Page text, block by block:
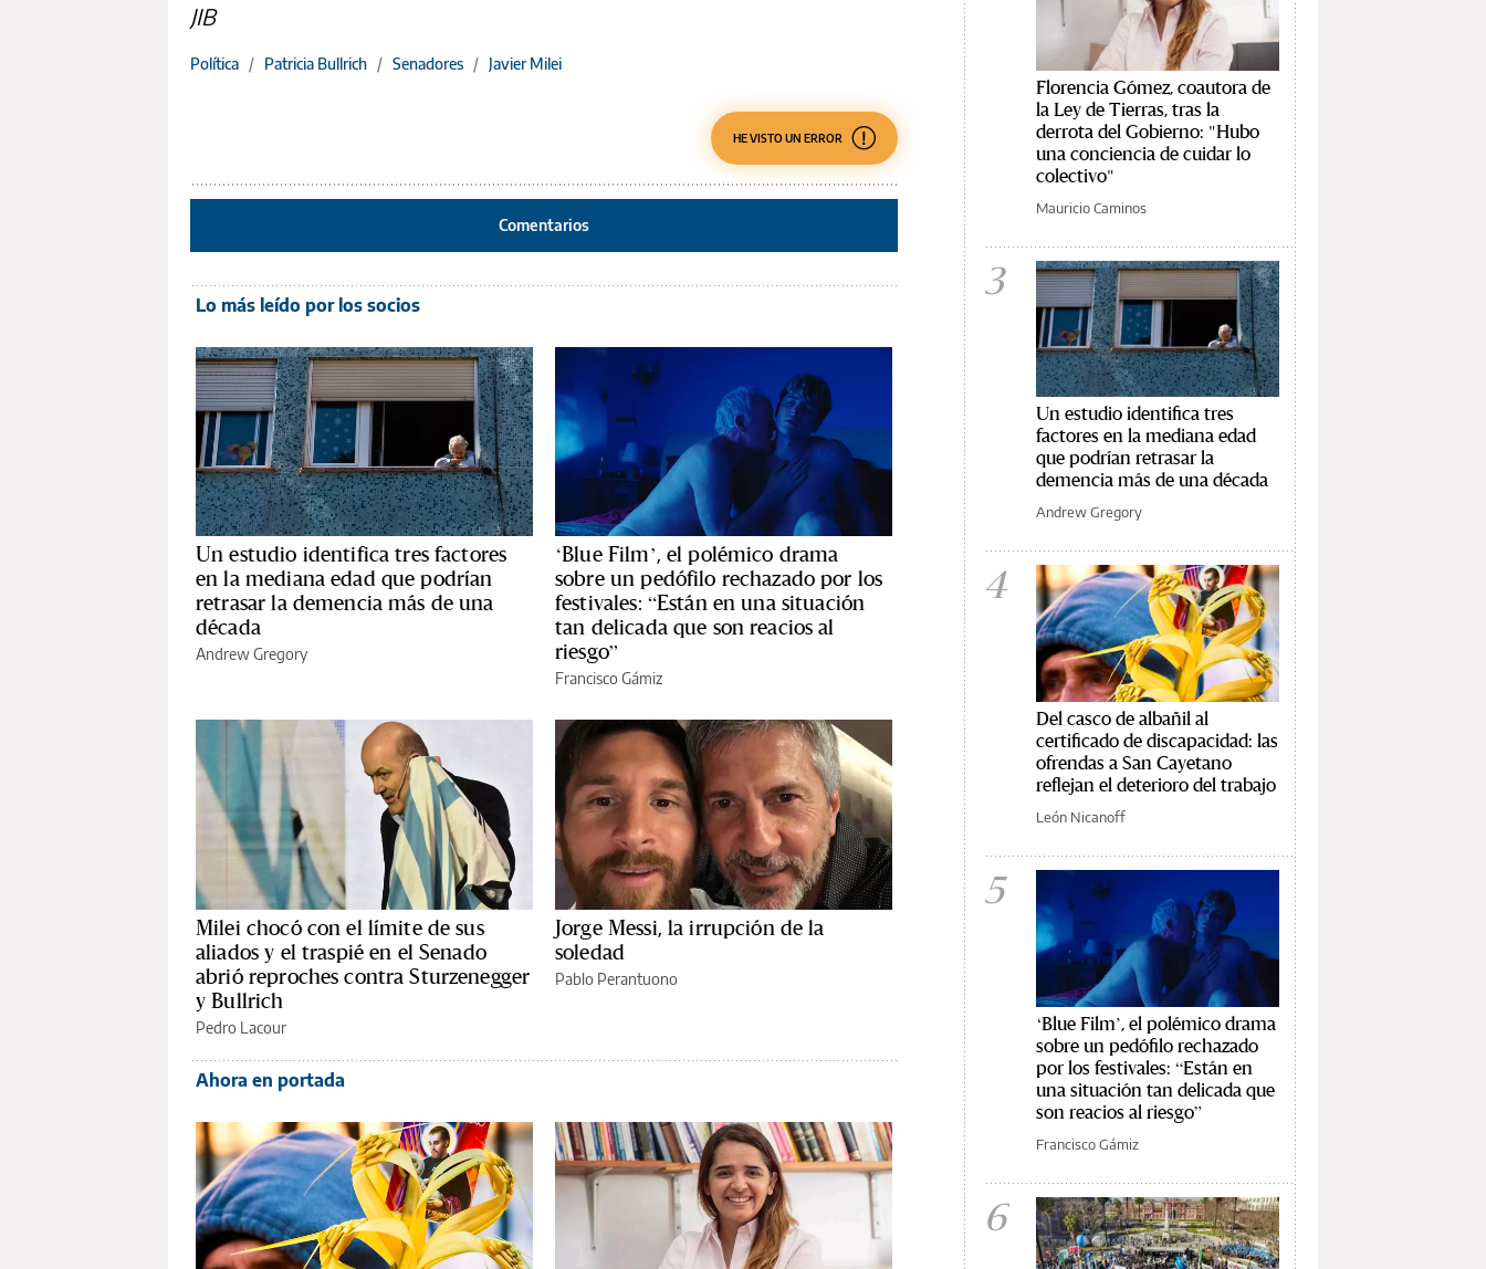
JIB
Política / Patricia Bullrich / Senadores / Javier Milei
HE VISTO UN ERROR
Comentarios
Lo más leído por los socios
Un estudio identifica tres factores
en la mediana edad que podrían
retrasar la demencia más de una
década
Andrew Gregory
‘Blue Film’, el polémico drama
sobre un pedófilo rechazado por los
festivales: “Están en una situación
tan delicada que son reacios al
riesgo”
Francisco Gámiz
Milei chocó con el límite de sus
aliados y el traspié en el Senado
abrió reproches contra Sturzenegger
y Bullrich
Pedro Lacour
Jorge Messi, la irrupción de la
soledad
Pablo Perantuono
Ahora en portada
Florencia Gómez, coautora de
la Ley de Tierras, tras la
derrota del Gobierno: "Hubo
una conciencia de cuidar lo
colectivo"
Mauricio Caminos
3
Un estudio identifica tres
factores en la mediana edad
que podrían retrasar la
demencia más de una década
Andrew Gregory
4
Del casco de albañil al
certificado de discapacidad: las
ofrendas a San Cayetano
reflejan el deterioro del trabajo
León Nicanoff
5
‘Blue Film’, el polémico drama
sobre un pedófilo rechazado
por los festivales: “Están en
una situación tan delicada que
son reacios al riesgo”
Francisco Gámiz
6